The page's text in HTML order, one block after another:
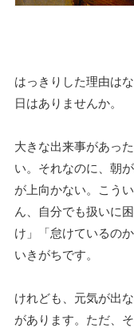
はっきりした理由は
日はありませんか。
大きな出来事があっ
い。それなのに、朝
が上向かない。こう
ん、自分でも扱いに
け」「怠けているの
いきがちです。
けれども、元気が出
があります。ただ、